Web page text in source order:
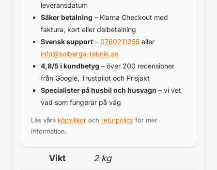
leveransdatum
Säker betalning – Klarna Checkout med
faktura, kort eller delbetalning
Svensk support – 0760211255 eller
info@solberga-teknik.se
4,8/5 i kundbetyg – över 200 recensioner
från Google, Trustpilot och Prisjakt
Specialister på husbil och husvagn – vi vet
vad som fungerar på väg
Läs våra köpvillkor och returpolicy för mer
information.
Vikt 2 kg